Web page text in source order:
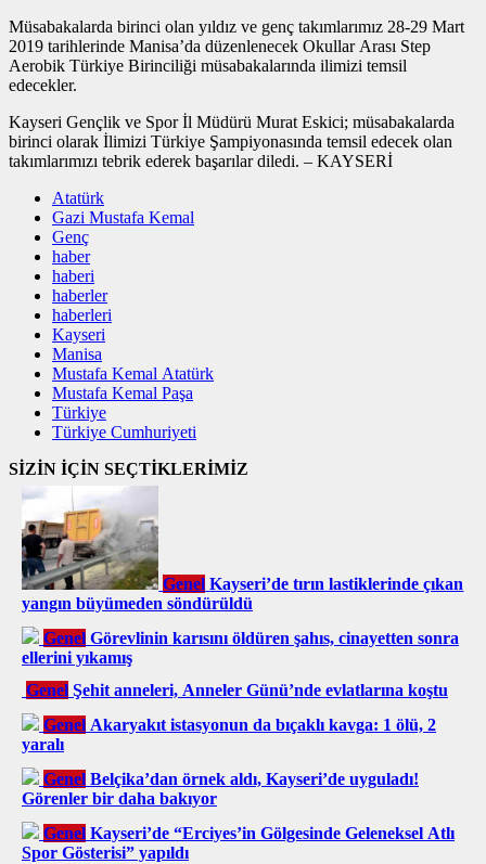
Müsabakalarda birinci olan yıldız ve genç takımlarımız 28-29 Mart
2019 tarihlerinde Manisa’da düzenlenecek Okullar Arası Step
Aerobik Türkiye Birinciliği müsabakalarında ilimizi temsil
edecekler.
Kayseri Gençlik ve Spor İl Müdürü Murat Eskici; müsabakalarda
birinci olarak İlimizi Türkiye Şampiyonasında temsil edecek olan
takımlarımızı tebrik ederek başarılar diledi. – KAYSERİ
Atatürk
Gazi Mustafa Kemal
Genç
haber
haberi
haberler
haberleri
Kayseri
Manisa
Mustafa Kemal Atatürk
Mustafa Kemal Paşa
Türkiye
Türkiye Cumhuriyeti
SİZİN İÇİN SEÇTİKLERİMİZ
Genel Kayseri’de tırın lastiklerinde çıkan
yangın büyümeden söndürüldü
Genel Görevlinin karısını öldüren şahıs, cinayetten sonra
ellerini yıkamış
Genel Şehit anneleri, Anneler Günü’nde evlatlarına koştu
Genel Akaryakıt istasyonun da bıçaklı kavga: 1 ölü, 2
yaralı
Genel Belçika’dan örnek aldı, Kayseri’de uyguladı!
Görenler bir daha bakıyor
Genel Kayseri’de “Erciyes’in Gölgesinde Geleneksel Atlı
Spor Gösterisi” yapıldı